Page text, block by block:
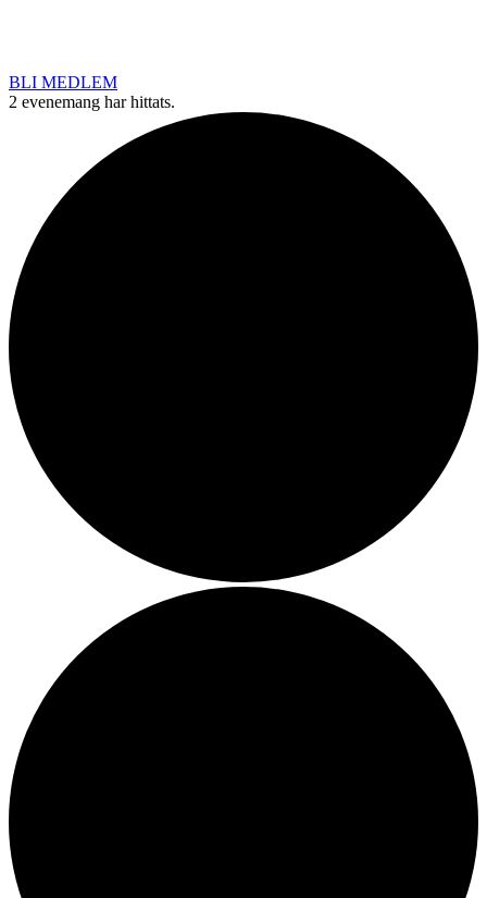
BLI MEDLEM
2 evenemang har hittats.